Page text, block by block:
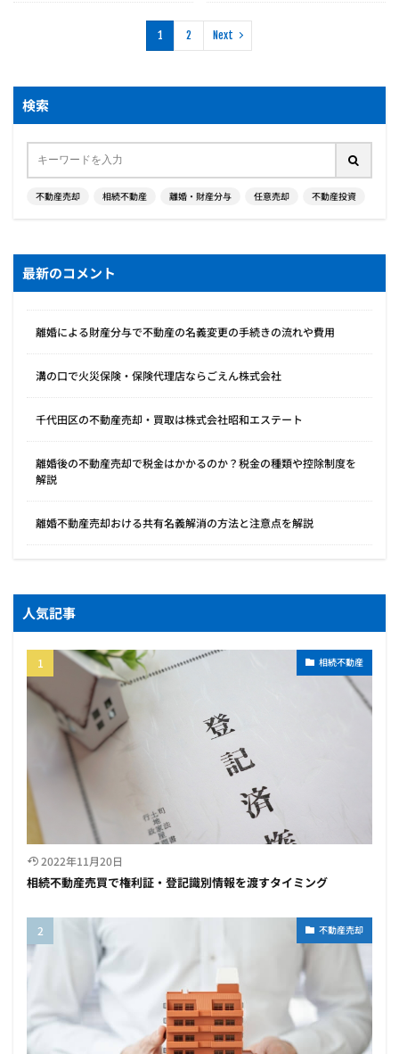
1 2 Next
検索
不動産売却 相続不動産 離婚・財産分与 任意売却 不動産投資
最新のコメント
離婚による財産分与で不動産の名義変更の手続きの流れや費用
溝の口で火災保険・保険代理店ならごえん株式会社
千代田区の不動産売却・買取は株式会社昭和エステート
離婚後の不動産売却で税金はかかるのか？税金の種類や控除制度を
解説
離婚不動産売却おける共有名義解消の方法と注意点を解説
人気記事
相続不動産
2022年11月20日
相続不動産売買で権利証・登記識別情報を渡すタイミング
不動産売却